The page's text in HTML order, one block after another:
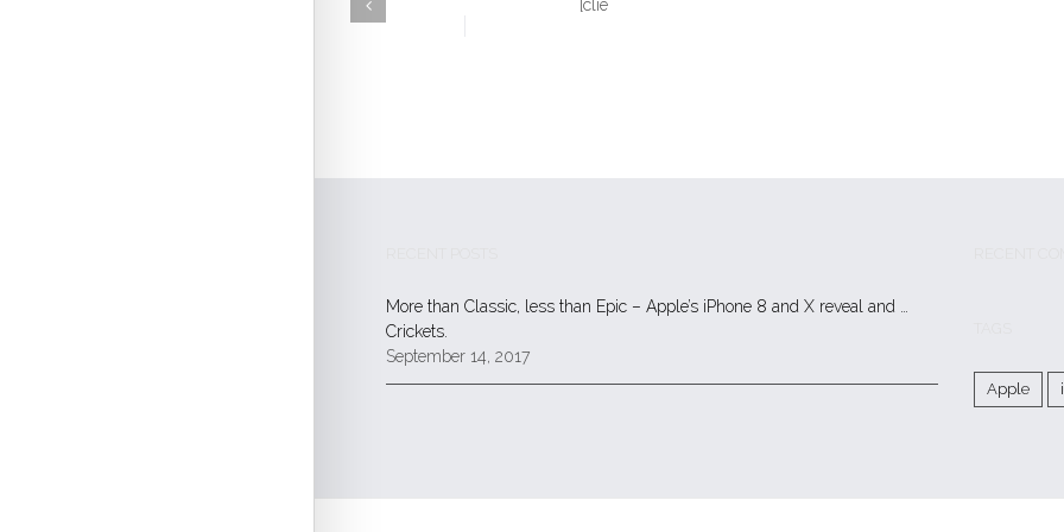
[clie
More than Classic, less than Epic – Apple’s iPhone 8 and X reveal and …
Crickets.
September 14, 2017
Apple